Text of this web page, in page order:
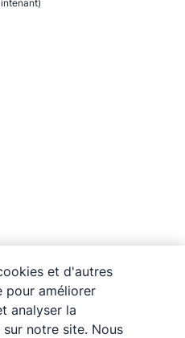
et d'autres
pour améliorer
analyser la
notre site. Nous